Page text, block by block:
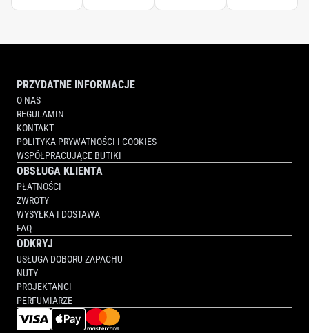
PRZYDATNE INFORMACJE
O NAS
REGULAMIN
KONTAKT
POLITYKA PRYWATNOŚCI I COOKIES
WSPÓŁPRACUJĄCE BUTIKI
OBSŁUGA KLIENTA
PŁATNOŚCI
ZWROTY
WYSYŁKA I DOSTAWA
FAQ
ODKRYJ
USŁUGA DOBORU ZAPACHU
NUTY
PROJEKTANCI
PERFUMIARZE